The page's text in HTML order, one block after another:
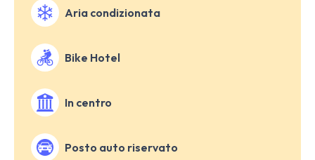
Aria condizionata
Bike Hotel
In centro
Posto auto riservato